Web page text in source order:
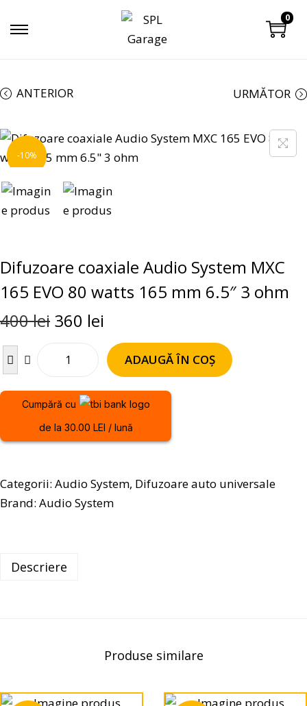
0
ANTERIOR URMĂTOR
-10%
Difuzoare coaxiale Audio System MXC
165 EVO 80 watts 165 mm 6.5″ 3 ohm
400lei 360 lei
ADAUGĂ ÎN COȘ
Cumpără cu
de la 30.00 LEI / lună
Categorii: Audio System, Difuzoare auto universale
Brand: Audio System
Descriere
Produse similare